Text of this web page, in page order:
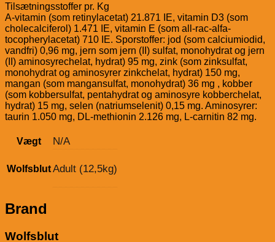
Tilsætningsstoffer pr. Kg
A-vitamin (som retinylacetat) 21.871 IE, vitamin D3 (som
cholecalciferol) 1.471 IE, vitamin E (som all-rac-alfa-
tocopherylacetat) 710 IE. Sporstoffer: jod (som calciumiodid,
vandfri) 0,96 mg, jern som jern (II) sulfat, monohydrat og jern
(II) aminosyrechelat, hydrat) 95 mg, zink (som zinksulfat,
monohydrat og aminosyrer zinkchelat, hydrat) 150 mg,
mangan (som mangansulfat, monohydrat) 36 mg , kobber
(som kobbersulfat, pentahydrat og aminosyre kobberchelat,
hydrat) 15 mg, selen (natriumselenit) 0,15 mg. Aminosyrer:
taurin 1.050 mg, DL-methionin 2.126 mg, L-carnitin 82 mg.
Vægt N/A
WolfsblutAdult (12,5kg)
Brand
Wolfsblut